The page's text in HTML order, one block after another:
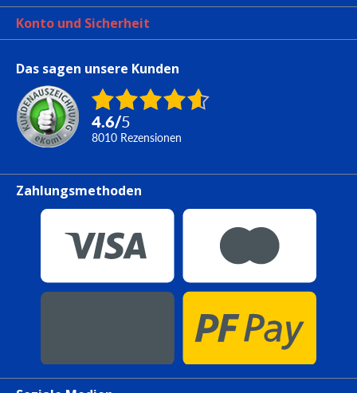
Konto und Sicherheit
Das sagen unsere Kunden
4.6/5
8010 Rezensionen
Zahlungsmethoden